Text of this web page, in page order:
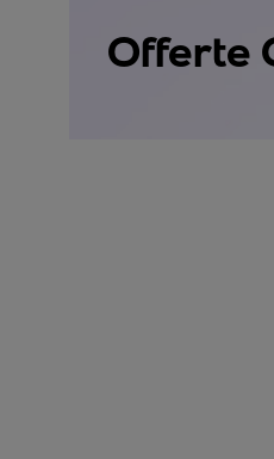
Offerte